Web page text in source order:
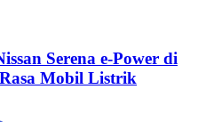
Serena e-Power di
Mobil Listrik